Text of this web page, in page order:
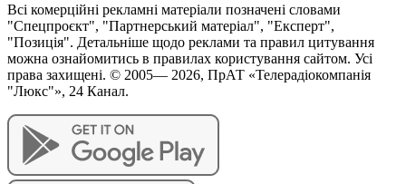
Всі комерційні рекламні матеріали позначені словами
"Спецпроєкт", "Партнерський матеріал", "Експерт",
"Позиція". Детальніше щодо реклами та правил цитування
можна ознайомитись в правилах користування сайтом. Усі
права захищені. © 2005— 2026, ПрАТ «Телерадіокомпанія
"Люкс"», 24 Канал.